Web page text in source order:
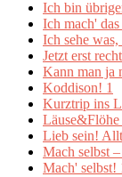
Ich bin
Ich mach'
Ich sehe
Jetzt erst
Kann man ja
Koddison! 1
Kurztrip ins
Läuse&Flöhe
Lieb sein!
Mach selbst
Mach' selbst!